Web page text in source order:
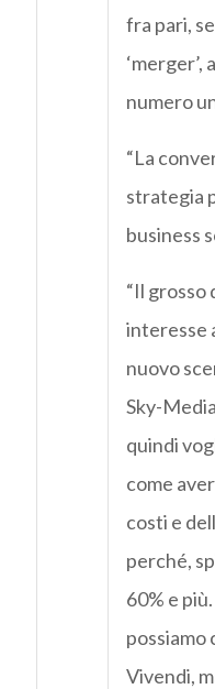
fra pari,
numero
“La
strategia
business
“Il grosso
interesse
nuovo
Sky-
quindi
come
costi e
perché,
60% e
possiamo
Vivendi,